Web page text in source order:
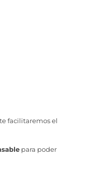
facilitaremos el
para poder